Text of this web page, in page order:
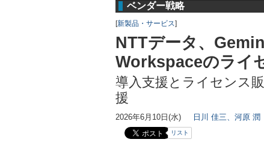
ベンダー戦略
[新製品・サービス]
NTTデータ、
Workspaceのライ
導入支援とライセンス
援
2026年6月10日(水) 日川 佳三、河原 潤
リスト